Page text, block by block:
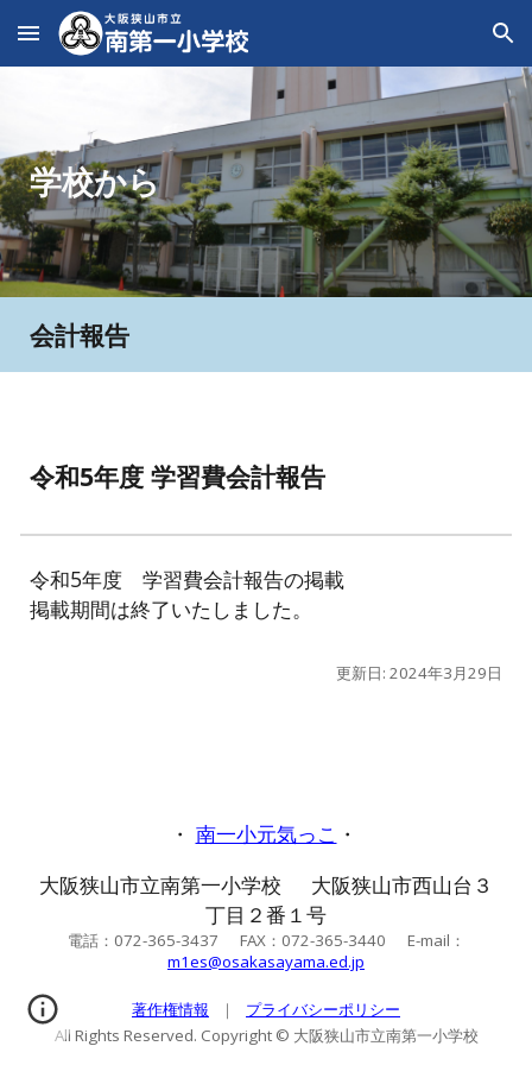
Skip to main content Skip to navigation
学校から
会計報告
令和5年度 学習費会計報告
令和5年度 学習費会計報告の掲載
掲載期間は終了いたしました。
更新日: 2024年3月29日
・ 南一小元気っこ ・
大阪狭山市立南第一小学校 大阪狭山市西山台３
丁目２番１号
電話：072-365-3437 FAX：072-365-3440 E-mail：
m1es@osakasayama.ed.jp
著作権情報 ｜ プライバシーポリシー
All Rights Reserved. Copyright © 大阪狭山市立南第一小学校